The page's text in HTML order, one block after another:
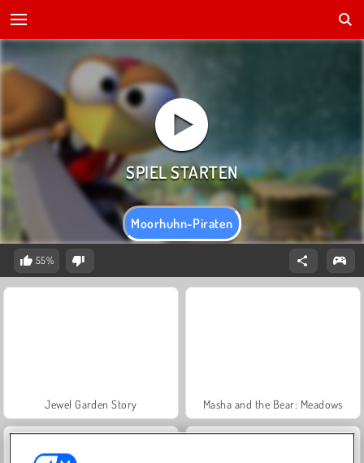
Moorhuhn-Piraten
55%
Jewel Garden Story Masha and the Bear: Meadows